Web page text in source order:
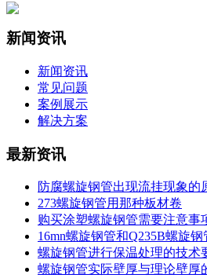
新闻资讯
新闻资讯
常见问题
案例展示
解决方案
最新资讯
防腐螺旋钢管出现流挂现象的
273螺旋钢管用那种板材卷
购买涂塑螺旋钢管需要注意事
16mn螺旋钢管和Q235B螺旋
螺旋钢管进行保温处理的技术
螺旋钢管实际壁厚与理论壁厚